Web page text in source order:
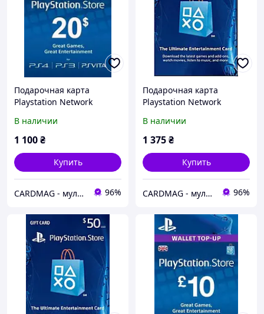
Подарочная карта
Playstation Network
на сумму 20 usd, US-
регион
В наличии
1 100₴
Купить
CARDMAG - мультивалютный платежный сервис 96%
Подарочная карта
Playstation Network
на сумму 25 usd, US-
регион
В наличии
1 375₴
Купить
CARDMAG - мультивалютный платежный сервис 96%